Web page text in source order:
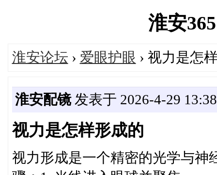
淮安
淮安论坛 › 爱眼护眼 › 视力是怎
淮安配镜发表于 2026-4-29
视力是怎样形成的
视力形成是一个精密的光学与神